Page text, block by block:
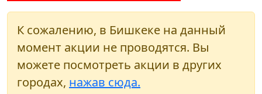
К сожалению, в Бишкеке на данный
момент акции не проводятся. Вы
можете посмотреть акции в других
городах, нажав сюда.